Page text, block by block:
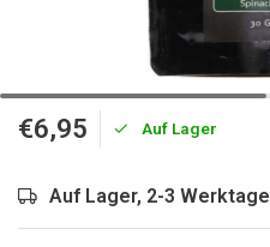
€6,95 Auf Lager
Auf Lager, 2-3 Werktage